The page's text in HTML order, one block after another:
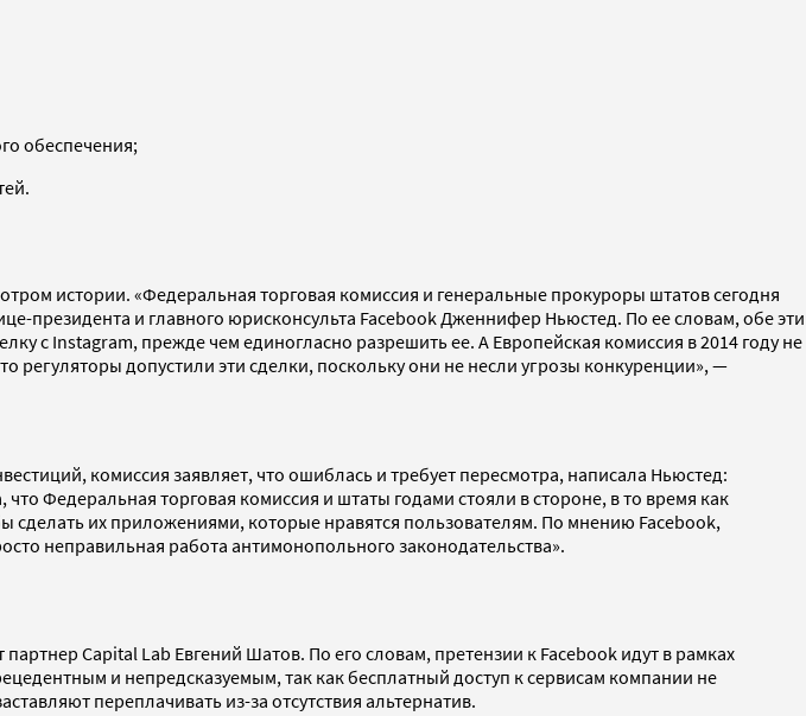
обеспечения;
истории. «Федеральная торговая комиссия и генеральные прокуроры штатов сегодня
президента и главного юрисконсульта Facebook Дженнифер Ньюстед. По ее словам, обе эти
с Instagram, прежде чем единогласно разрешить ее. А Европейская комиссия в 2014 году не
допустили эти сделки, поскольку они не несли угрозы конкуренции», —
комиссия заявляет, что ошиблась и требует пересмотра, написала Ньюстед:
Федеральная торговая комиссия и штаты годами стояли в стороне, в то время как
их приложениями, которые нравятся пользователям. По мнению Facebook,
неправильная работа антимонопольного законодательства».
Capital Lab Евгений Шатов. По его словам, претензии к Facebook идут в рамках
и непредсказуемым, так как бесплатный доступ к сервисам компании не
переплачивать из-за отсутствия альтернатив.